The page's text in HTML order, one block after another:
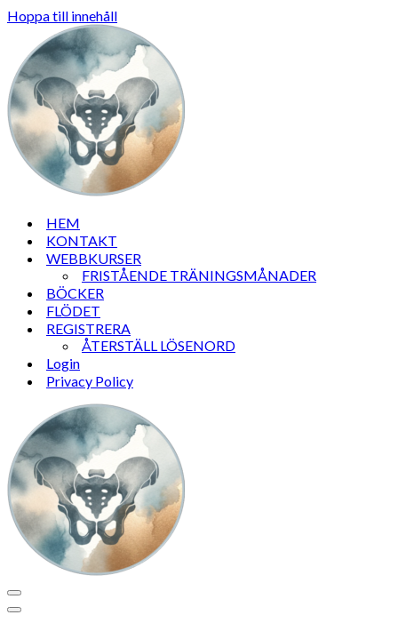
Hoppa till innehåll
HEM
KONTAKT
WEBBKURSER
FRISTÅENDE TRÄNINGSMÅNADER
BÖCKER
FLÖDET
REGISTRERA
ÅTERSTÄLL LÖSENORD
Login
Privacy Policy
Navigeringsmeny
Navigeringsmeny